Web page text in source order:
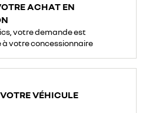
ACHAT EN
votre demande est
votre concessionnaire
VÉHICULE